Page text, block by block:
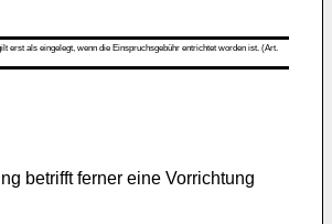
erst als eingelegt, wenn die Einspruchsgebühr entrichtet worden ist. (Art.
betrifft ferner eine Vorrichtung